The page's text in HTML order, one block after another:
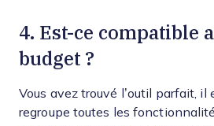
4. Est-ce compatible
budget ?
Vous avez trouvé l’outil parfait, il
regroupe toutes les